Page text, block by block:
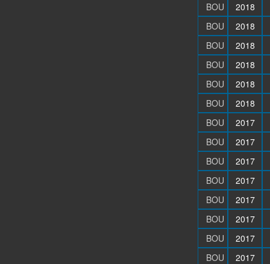
BOU
2018
BOU
2018
BOU
2018
BOU
2018
BOU
2018
BOU
2018
BOU
2017
BOU
2017
BOU
2017
BOU
2017
BOU
2017
BOU
2017
BOU
2017
BOU
2017